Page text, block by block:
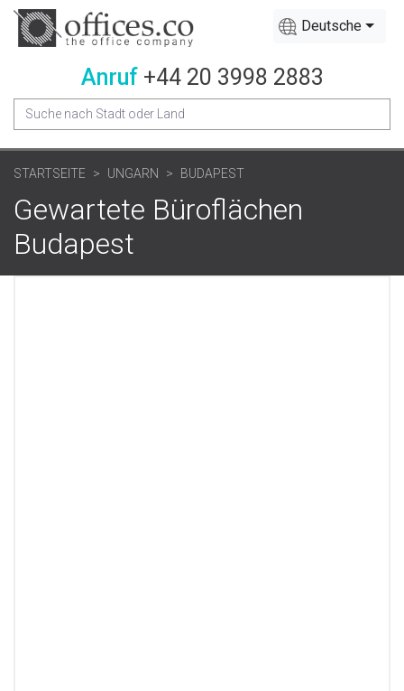
Deutsche
Anruf +44 20 3998 2883
STARTSEITE UNGARN BUDAPEST
Gewartete Büroflächen
Budapest